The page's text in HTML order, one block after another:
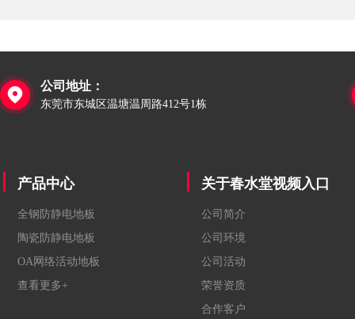

公司地址：
东莞市东城区温塘温周路412号1栋
产品中心
全钢防静电地板
陶瓷防静电地板
OA网络活动地板
查看更多+
关于春水堂视频入口
公司简介
公司环境
公司活动
荣誉资质
合作客户